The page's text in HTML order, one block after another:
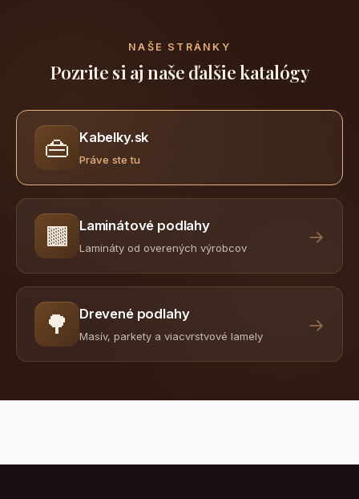
NAŠE STRÁNKY
Pozrite si aj naše ďalšie katalógy
👜 Kabelky.sk
Práve ste tu
🟫 Laminátové podlahy
Lamináty od overených výrobcov
→
🌳 Drevené podlahy
Masív, parkety a viacvrstvové lamely
→